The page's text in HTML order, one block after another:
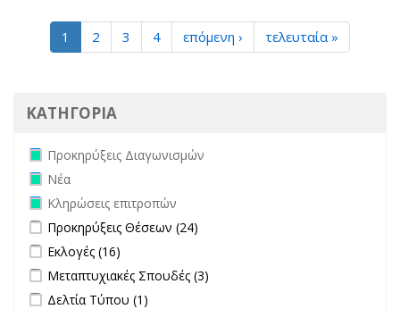
1 2 3 4 επόμενη › τελευταία »
ΚΑΤΗΓΟΡΙΑ
Remove Προκηρύξεις Διαγωνισμών filter
Προκηρύξεις Διαγωνισμών
Remove Νέα filter
Νέα
Remove Κληρώσεις επιτροπών filter
Κληρώσεις επιτροπών
Apply Προκηρύξεις Θέσεων filter
Προκηρύξεις Θέσεων (24)
Apply Εκλογές filter
Εκλογές (16)
Apply Μεταπτυχιακές Σπουδές filter
Μεταπτυχιακές Σπουδές (3)
Apply Δελτία Τύπου filter
Δελτία Τύπου (1)